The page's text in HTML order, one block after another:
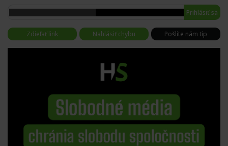
Prihlásiť sa
Zdieľať link Nahlásiť chybu Pošlite nám tip